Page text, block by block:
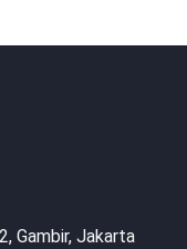
Gambir, Jakarta